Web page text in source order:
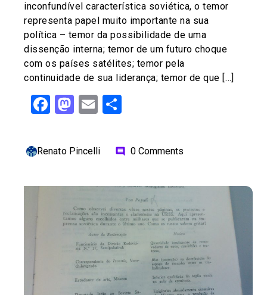
inconfundível característica soviética, o temor
representa papel muito importante na sua
política – temor da possibilidade de uma
dissenção interna; temor de um futuro choque
com os países satélites; temor pela
continuidade de sua liderança; temor de que […]
Facebook
Mastodon
Email
Renato Pincelli comment 0 Comments